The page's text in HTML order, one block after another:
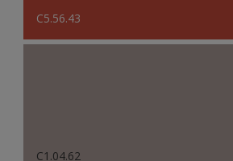
C5.56.43
C1.04.62